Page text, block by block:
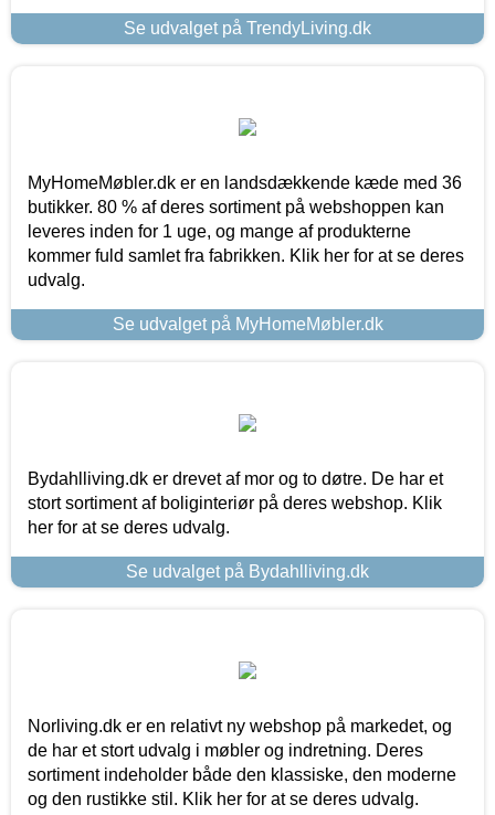
Se udvalget på TrendyLiving.dk
MyHomeMøbler.dk er en landsdækkende kæde med 36
butikker. 80 % af deres sortiment på webshoppen kan
leveres inden for 1 uge, og mange af produkterne
kommer fuld samlet fra fabrikken. Klik her for at se deres
udvalg.
Se udvalget på MyHomeMøbler.dk
Bydahlliving.dk er drevet af mor og to døtre. De har et
stort sortiment af boliginteriør på deres webshop. Klik
her for at se deres udvalg.
Se udvalget på Bydahlliving.dk
Norliving.dk er en relativt ny webshop på markedet, og
de har et stort udvalg i møbler og indretning. Deres
sortiment indeholder både den klassiske, den moderne
og den rustikke stil. Klik her for at se deres udvalg.